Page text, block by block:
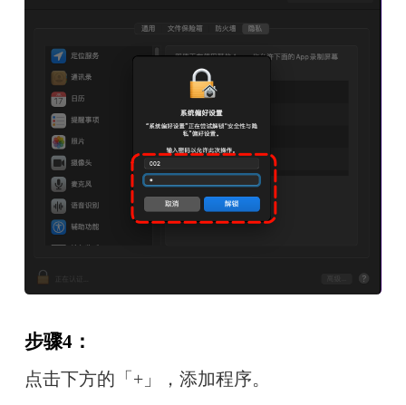
步骤4：
点击下方的「+」，添加程序。